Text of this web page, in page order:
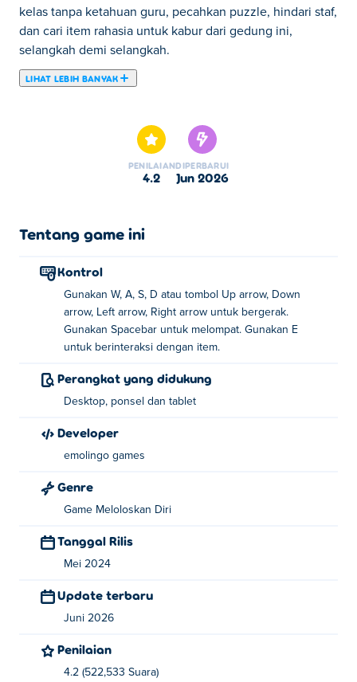
kelas tanpa ketahuan guru, pecahkan puzzle, hindari staf,
dan cari item rahasia untuk kabur dari gedung ini,
selangkah demi selangkah.
LIHAT LEBIH BANYAK
Anda sekarang? Hanya ada satu hal yang harus
dilakukan: Kabur dari Sekolah! Berjalanlah melalui lubang
ventilasi, ruang kelas, dan lorong yang penuh jebakan
menggunakannya untuk membeli pakaian baru! Jangan
power-up untuk membantu Anda! Bisakah kamu
melarikan diri dari kepala sekolah yang kejam dan
berhasil keluar dari sekolah?
Bagaimana cara bermain Kabur dari Sekolah?
Gunakan W/A/S/D atau tombol panah untuk
bergerak!
Gunakan E untuk berinteraksi dengan item!
Siapa yang menciptakan Escape from School?
Mainkan game mereka yang lain Poki:
Rainbow Obby
Bagaimana saya bisa memainkan Escape from
School secara gratis?
Anda dapat memainkan Escape from School secara gratis
PENILAIAN
4.2
DIPERBARUI
Jun 2026
Tentang game ini
Kontrol
Gunakan W, A, S, D atau tombol Up arrow, Down
arrow, Left arrow, Right arrow untuk bergerak.
Gunakan Spacebar untuk melompat. Gunakan E
untuk berinteraksi dengan item.
Perangkat yang didukung
Desktop, ponsel dan tablet
Developer
emolingo games
Genre
Game Meloloskan Diri
Tanggal Rilis
Mei 2024
Update terbaru
Juni 2026
Penilaian
4.2 (522,533 Suara)